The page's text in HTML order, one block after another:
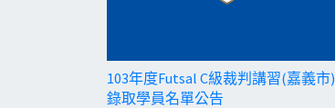
103年度Futsal C級裁判講習(嘉義市)
錄取學員名單公告